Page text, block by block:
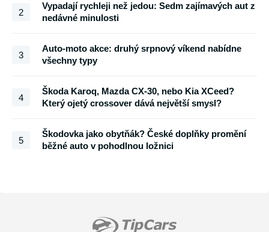
2
Vypadají rychleji než jedou: Sedm zajímavých aut z
nedávné minulosti
3
Auto-moto akce: druhý srpnový víkend nabídne
všechny typy
4
Škoda Karoq, Mazda CX-30, nebo Kia XCeed?
Který ojetý crossover dává největší smysl?
5
Škodovka jako obytňák? České doplňky promění
běžné auto v pohodlnou ložnici